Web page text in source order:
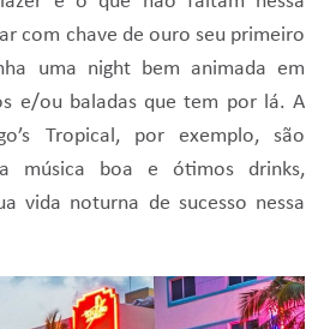
com chave de ouro seu primeiro
uma night bem animada em
e/ou baladas que tem por lá. A
Tropical, por exemplo, são
música boa e ótimos drinks,
vida noturna de sucesso nessa